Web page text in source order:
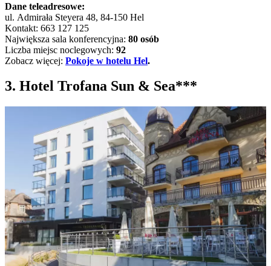
Dane teleadresowe:
ul. Admirała Steyera 48, 84-150 Hel
Kontakt: 663 127 125
Największa sala konferencyjna: 80 osób
Liczba miejsc noclegowych: 92
Zobacz więcej: Pokoje w hotelu Hel.
3. Hotel Trofana Sun & Sea***